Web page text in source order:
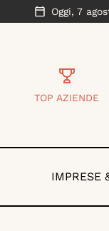
Oggi, 7
TOP AZIENDE
IMPRESE